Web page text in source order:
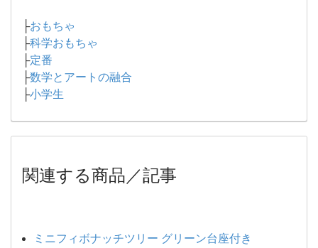
├おもちゃ
├科学おもちゃ
├定番
├数学とアートの融合
├小学生
関連する商品／記事
ミニフィボナッチツリー グリーン台座付き